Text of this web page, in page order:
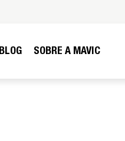
BLOG SOBRE A MAVIC